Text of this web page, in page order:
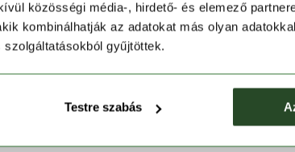
közösségi média-, hirdető- és elemező
kombinálhatják az adatokat más olyan
gyűjtöttek.
Testre szabás